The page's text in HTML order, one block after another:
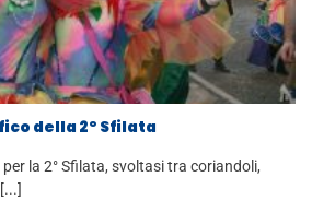
della 2° Sfilata
la 2° Sfilata, svoltasi tra coriandoli,